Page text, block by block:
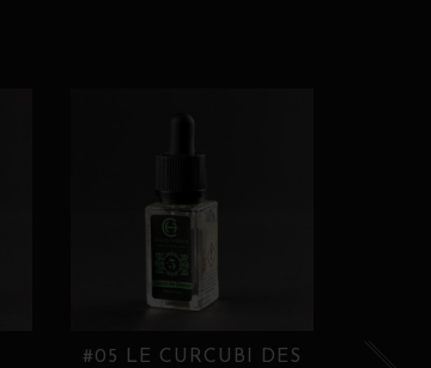
#05 LE CURCUBI DES